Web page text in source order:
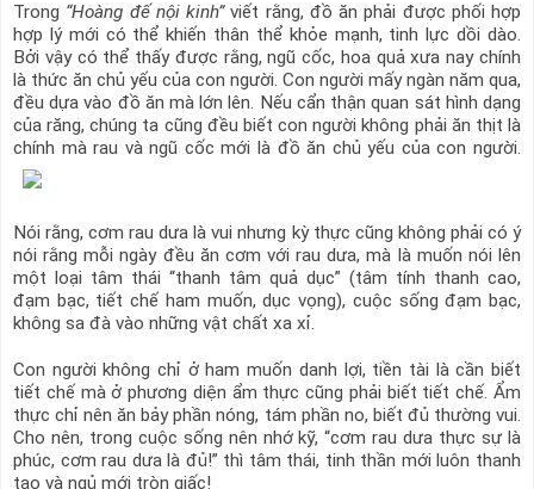
Trong “Hoàng đế nội kinh”viết rằng, đồ ăn phải được phối hợp
hợp lý mới có thể khiến thân thể khỏe mạnh, tinh lực dồi dào.
Bởi vậy có thể thấy được rằng, ngũ cốc, hoa quả xưa nay chính
là thức ăn chủ yếu của con người. Con người mấy ngàn năm qua,
đều dựa vào đồ ăn mà lớn lên. Nếu cẩn thận quan sát hình dạng
của răng, chúng ta cũng đều biết con người không phải ăn thịt là
chính mà rau và ngũ cốc mới là đồ ăn chủ yếu của con người.
Nói rằng, cơm rau dưa là vui nhưng kỳ thực cũng không phải có ý
nói rằng mỗi ngày đều ăn cơm với rau dưa, mà là muốn nói lên
một loại tâm thái “thanh tâm quả dục” (tâm tính thanh cao,
đạm bạc, tiết chế ham muốn, dục vọng), cuộc sống đạm bạc,
không sa đà vào những vật chất xa xỉ.
Con người không chỉ ở ham muốn danh lợi, tiền tài là cần biết
tiết chế mà ở phương diện ẩm thực cũng phải biết tiết chế. Ẩm
thực chỉ nên ăn bảy phần nóng, tám phần no, biết đủ thường vui.
Cho nên, trong cuộc sống nên nhớ kỹ, “cơm rau dưa thực sự là
phúc, cơm rau dưa là đủ!” thì tâm thái, tinh thần mới luôn thanh
tao và ngủ mới tròn giấc!